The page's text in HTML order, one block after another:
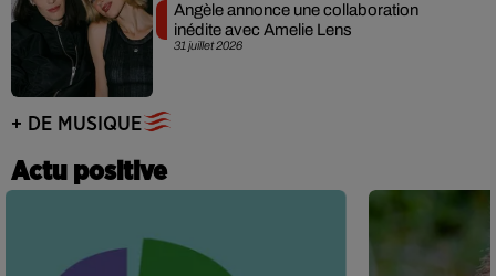
31 juillet 2026
Angèle annonce une collaboration
inédite avec Amelie Lens
+ DE MUSIQUE
Actu positive